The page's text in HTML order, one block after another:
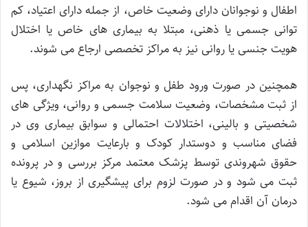
اطفال و نوجوانان دارای وضعیت خاص، از جمله دارای اعتیاد، کم
توانی جسمی یا ذهنی، مبتلا به بیماری های خاص یا اختلال
هویت جنسی یا روانی نیز به مراکز تخصصی ارجاع می شوند.
همچنین در صورت ورود طفل و نوجوان به مراکز نگهداری، پس
از ثبت مشخصات، وضعیت سلامت جسمی و روانی، ویژگی های
شخصیتی و بالینی، اختلالات احتمالی و سوابق بیماری وی در
فضای مناسب و دوستدار کودک و بارعایت موازین اسلامی و
حقوق شهروندی توسط پزشک معتمد مرکز بررسی و در پرونده
ثبت می شود و در صورت لزوم برای پیشگیری از بروز، شیوع یا
درمان آن اقدام می شود.